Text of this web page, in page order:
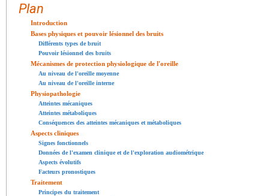
Plan
Introduction
Bases physiques et pouvoir lésionnel des bruits
Différents types de bruit
Pouvoir lésionnel des bruits
Mécanismes de protection physiologique de l'oreille
Au niveau de l'oreille moyenne
Au niveau de l'oreille interne
Physiopathologie
Atteintes mécaniques
Atteintes métaboliques
Conséquences des atteintes mécaniques et métaboliques
Aspects cliniques
Signes fonctionnels
Données de l'examen clinique et de l'exploration audiométrique
Aspects évolutifs
Facteurs pronostiques
Traitement
Principes du traitement